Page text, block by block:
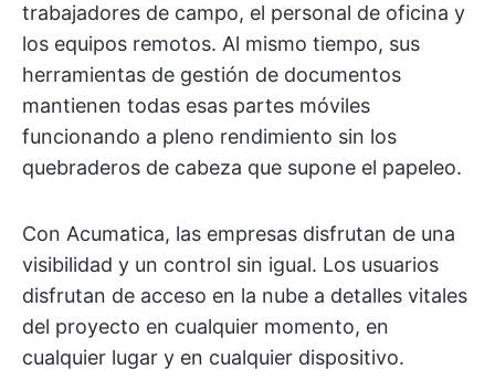
trabajadores de campo, el personal de oficina y
los equipos remotos. Al mismo tiempo, sus
herramientas de gestión de documentos
mantienen todas esas partes móviles
funcionando a pleno rendimiento sin los
quebraderos de cabeza que supone el papeleo.
Con Acumatica, las empresas disfrutan de una
visibilidad y un control sin igual. Los usuarios
disfrutan de acceso en la nube a detalles vitales
del proyecto en cualquier momento, en
cualquier lugar y en cualquier dispositivo.